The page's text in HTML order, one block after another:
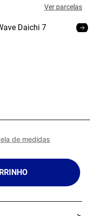
Ver parcelas
de medidas